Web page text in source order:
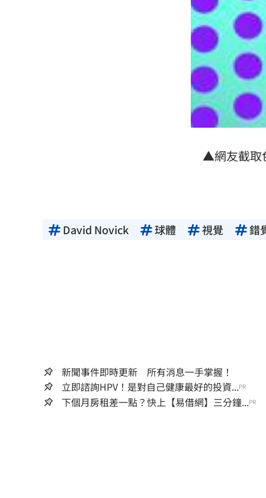
▲網友截取
David Novick 球體 視覺 錯
新聞事件即時更新 所有消息一手掌握！
立即諮詢HPV！是對自己健康最好的投資...PR
下個月房租差一點？快上【易借網】三分鐘...PR